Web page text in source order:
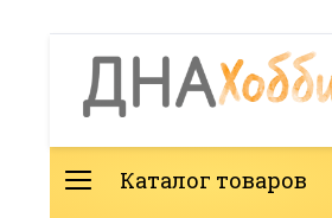
Каталог товаров